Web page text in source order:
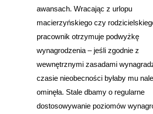
awansach. Wracając z urlopu
macierzyńskiego czy
pracownik otrzymuje podwyżkę
wynagrodzenia – jeśli zgodnie z
wewnętrznymi zasadami
czasie nieobecności byłaby mu
ominęła. Stale dbamy o regularne
dostosowywanie poziomów